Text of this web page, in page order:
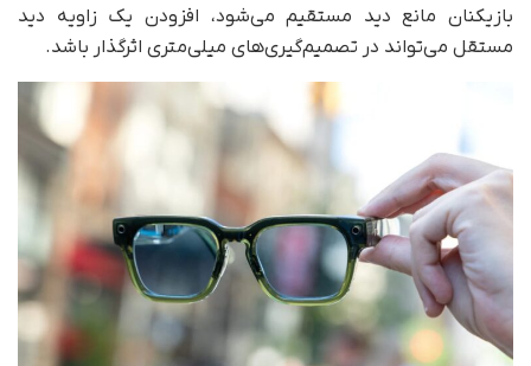
بازیکنان مانع دید مستقیم می‌شود، افزودن یک زاویه دید
مستقل می‌تواند در تصمیم‌گیری‌های میلی‌متری اثرگذار باشد.